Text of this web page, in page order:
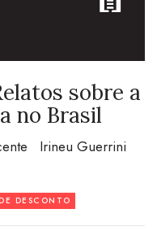
sobre a
no Brasil
Irineu Guerrini
DESCONTO